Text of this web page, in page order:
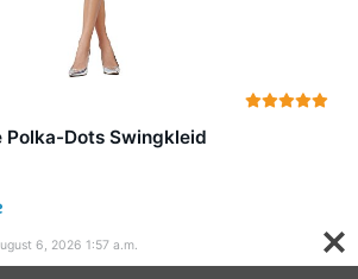
Polka-Dots Swingkleid
6, 2026 1:57 a.m.